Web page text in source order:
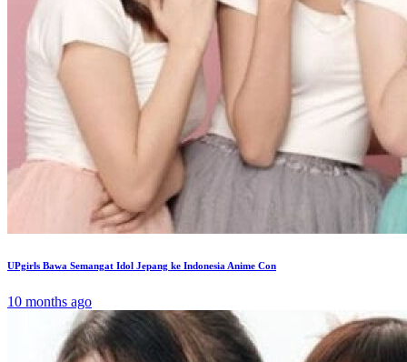
UPgirls Bawa Semangat Idol Jepang ke Indonesia Anime Con
10 months ago